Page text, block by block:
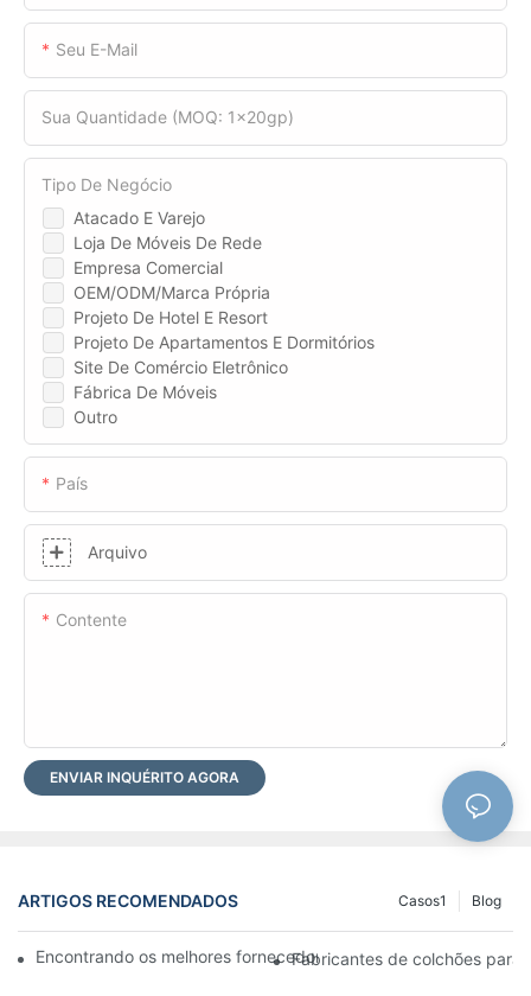
Seu E-Mail
Sua Quantidade (MOQ: 1x20gp)
Atacado E Varejo
Loja De Móveis De Rede
Empresa Comercial
OEM/ODM/Marca Própria
Projeto De Hotel E Resort
Projeto De Apartamentos E Dormitórios
Site De Comércio Eletrônico
Fábrica De Móveis
Outro
Tipo De Negócio
País
Arquivo
Contente
ENVIAR INQUÉRITO AGORA
ARTIGOS RECOMENDADOS Blog
Casos1
Encontrando os melhores fornecedores de atacado de camas
Fabricantes de colchões para